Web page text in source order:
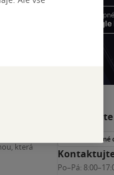
která
Často
Po–Pá: